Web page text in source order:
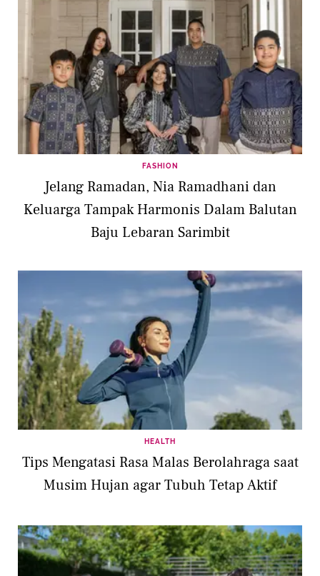
FASHION
Jelang Ramadan, Nia Ramadhani dan
Keluarga Tampak Harmonis Dalam Balutan
Baju Lebaran Sarimbit
HEALTH
Tips Mengatasi Rasa Malas Berolahraga saat
Musim Hujan agar Tubuh Tetap Aktif